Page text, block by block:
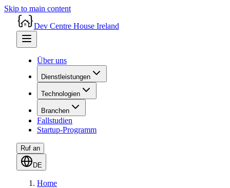
Skip to main content
Dev Centre House Ireland
Über uns
Dienstleistungen
Technologien
Branchen
Fallstudien
Startup-Programm
Ruf an
DE
Home